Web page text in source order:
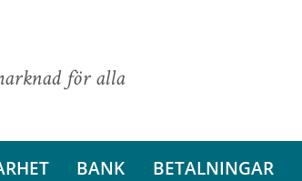
för alla
BANK BETALNINGAR